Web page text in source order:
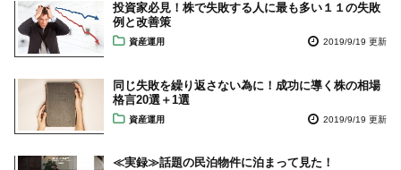
投資家必見！株で失敗する人に最も多い１１の失敗
例と改善策
資産運用 2019/9/19 更新
同じ失敗を繰り返さない為に！成功に導く株の相場
格言20選＋1選
資産運用 2019/9/19 更新
≪実録≫話題の民泊物件に泊まって見た！